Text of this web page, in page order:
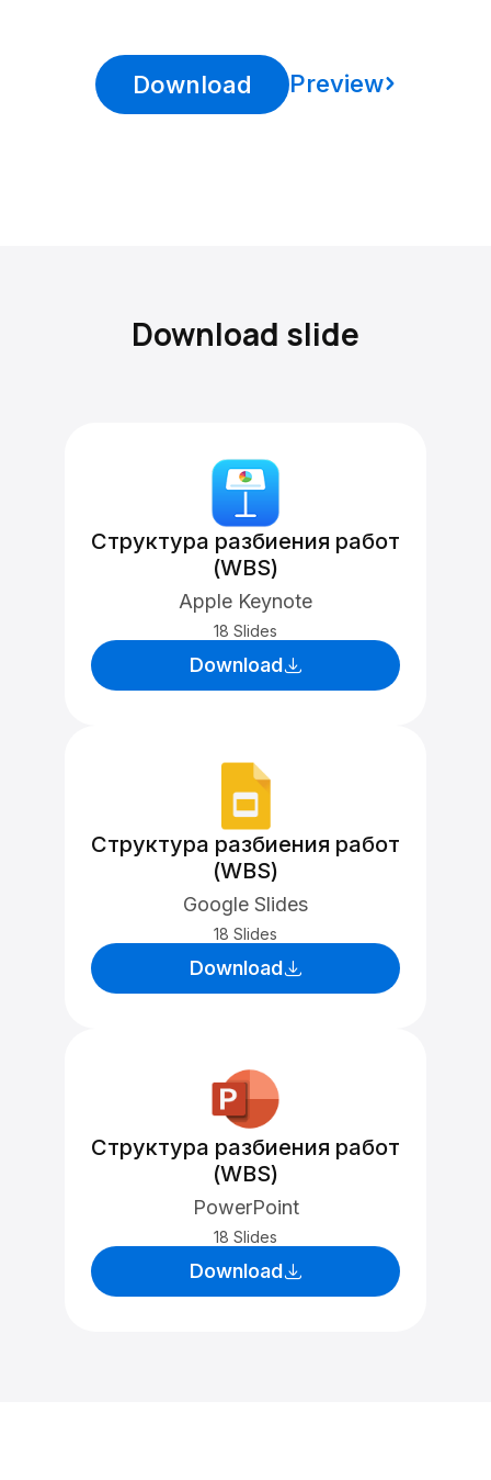
Download Preview
Download slide
Структура разбиения работ
(WBS)
Apple Keynote
18 Slides
Download
Структура разбиения работ
(WBS)
Google Slides
18 Slides
Download
Структура разбиения работ
(WBS)
PowerPoint
18 Slides
Download